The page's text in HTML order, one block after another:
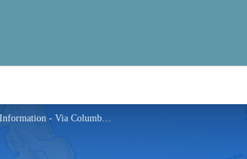
Information - Via Columbani